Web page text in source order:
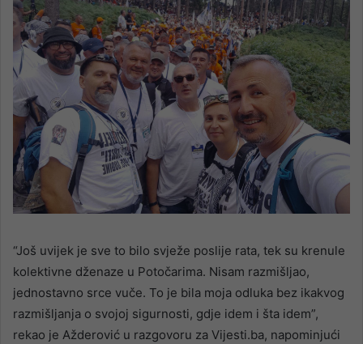
“Još uvijek je sve to bilo svježe poslije rata, tek su krenule
kolektivne dženaze u Potočarima. Nisam razmišljao,
jednostavno srce vuče. To je bila moja odluka bez ikakvog
razmišljanja o svojoj sigurnosti, gdje idem i šta idem”,
rekao je Ažderović u razgovoru za Vijesti.ba, napominjući